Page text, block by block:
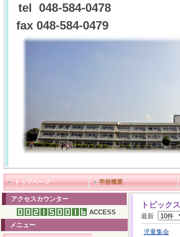
tel 048-584-0478
fax 048-584-0479
トップページ 学校概要
アクセスカウンター
ACCESS
メニュー
トピックス
最新
児童集会